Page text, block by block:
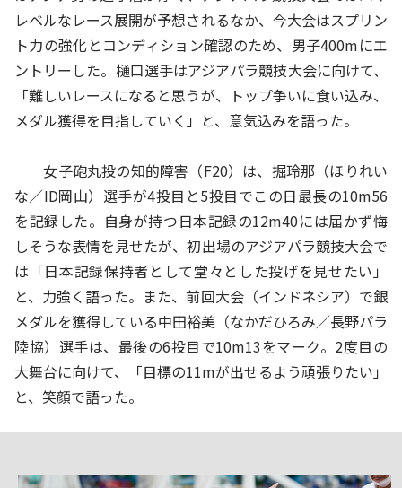
レベルなレース展開が予想されるなか、今大会はスプリン
ト力の強化とコンディション確認のため、男子400mにエ
ントリーした。樋口選手はアジアパラ競技大会に向けて、
「難しいレースになると思うが、トップ争いに食い込み、
メダル獲得を目指していく」と、意気込みを語った。
女子砲丸投の知的障害（F20）は、掘玲那（ほりれい
な／ID岡山）選手が4投目と5投目でこの日最長の10m56
を記録した。自身が持つ日本記録の12m40には届かず悔
しそうな表情を見せたが、初出場のアジアパラ競技大会で
は「日本記録保持者として堂々とした投げを見せたい」
と、力強く語った。また、前回大会（インドネシア）で銀
メダルを獲得している中田裕美（なかだひろみ／長野パラ
陸協）選手は、最後の6投目で10m13をマーク。2度目の
大舞台に向けて、「目標の11mが出せるよう頑張りたい」
と、笑顔で語った。